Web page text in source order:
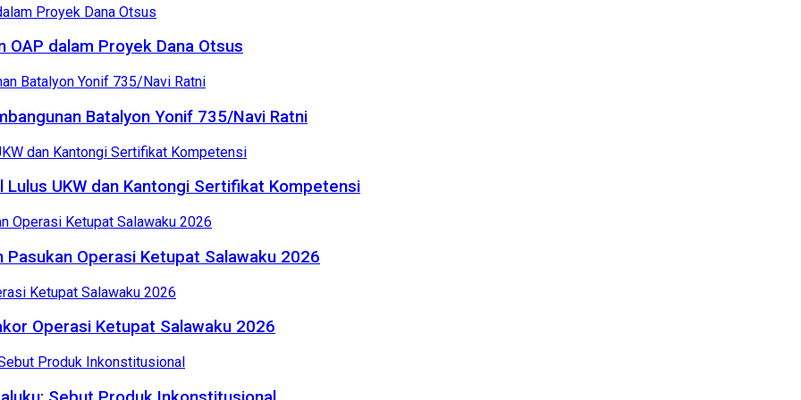
OAP dalam Proyek Dana Otsus
Batalyon Yonif 735/Navi Ratni
UKW dan Kantongi Sertifikat Kompetensi
Operasi Ketupat Salawaku 2026
Operasi Ketupat Salawaku 2026